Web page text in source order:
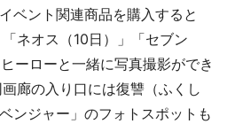
ベント関連商品を購入すると
ネオス（10日）」「セブン
ーローと一緒に写真撮影ができ
廊の入り口には復讐（ふくし
ンジャー」のフォトスポットも